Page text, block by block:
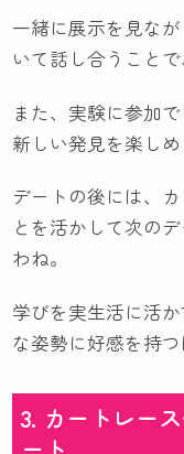
一緒に展示を見な
いて話し合うこと
また、実験に参加
新しい発見を楽しめ
デートの後には、
とを活かして次の
わね。
学びを実生活に活
な姿勢に好感を持つ
3. カートレー